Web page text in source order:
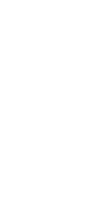
realiza compras